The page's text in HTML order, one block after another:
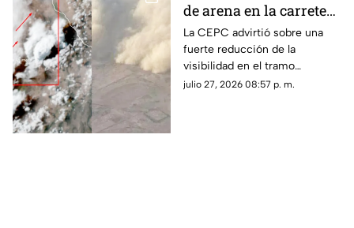
de arena en la carretera
Samalayuca–
Ahumada; piden evitar
viajes
La CEPC advirtió sobre una
fuerte reducción de la
visibilidad en el tramo
carretero Samalayuca–
julio 27, 2026 08:57 p. m.